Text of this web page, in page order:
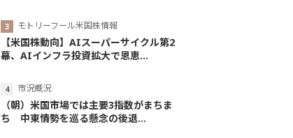
モトリーフール米国株情報
【米国株動向】AIスーパーサイクル第2
幕、AIインフラ投資拡大で恩恵...
市況概況
（朝）米国市場では主要3指数がまちま
ち 中東情勢を巡る懸念の後退...